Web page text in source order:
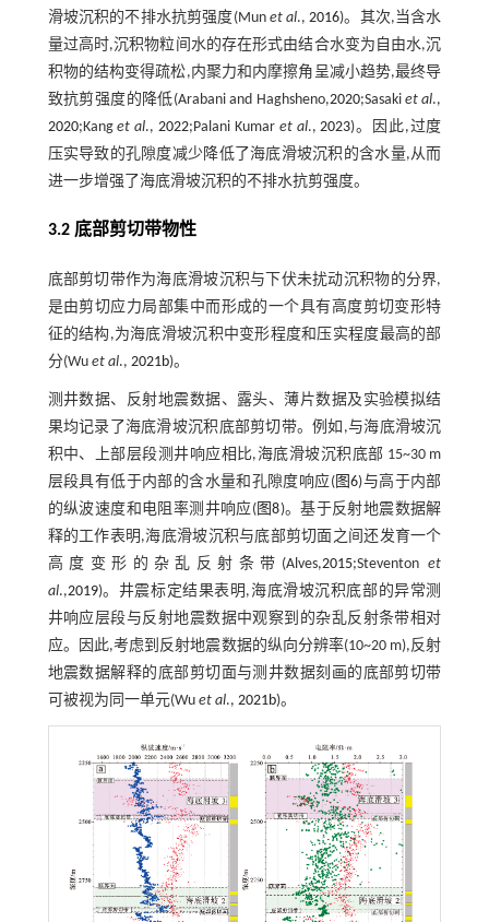
滑坡沉积的不排水抗剪强度(Mun et al.,2016)。其次,当含水
量过高时,沉积物粒间水的存在形式由结合水变为自由水,沉
积物的结构变得疏松,内聚力和内摩擦角呈减小趋势,最终导
致抗剪强度的降低(Arabani and Haghsheno,2020;Sasaki et al.,
2020;Kanget al.,2022;Palani Kumar et al.,2023)。因此,过度
压实导致的孔隙度减少降低了海底滑坡沉积的含水量,从而
进一步增强了海底滑坡沉积的不排水抗剪强度。
3.2 底部剪切带物性
底部剪切带作为海底滑坡沉积与下伏未扰动沉积物的分界,
是由剪切应力局部集中而形成的一个具有高度剪切变形特
征的结构,为海底滑坡沉积中变形程度和压实程度最高的部
分(Wu et al., 2021b)。
测井数据、反射地震数据、露头、薄片数据及实验模拟结
果均记录了海底滑坡沉积底部剪切带。例如,与海底滑坡沉
积中、上部层段测井响应相比,海底滑坡沉积底部 15~30 m
层段具有低于内部的含水量和孔隙度响应(图6)与高于内部
的纵波速度和电阻率测井响应(图8)。基于反射地震数据解
释的工作表明,海底滑坡沉积与底部剪切面之间还发育一个
高度变形的杂乱反射条带(Alves,2015;Steventonet
al.,2019)。井震标定结果表明,海底滑坡沉积底部的异常测
井响应层段与反射地震数据中观察到的杂乱反射条带相对
应。因此,考虑到反射地震数据的纵向分辨率(10~20 m),反射
地震数据解释的底部剪切面与测井数据刻画的底部剪切带
可被视为同一单元(Wu et al., 2021b)。